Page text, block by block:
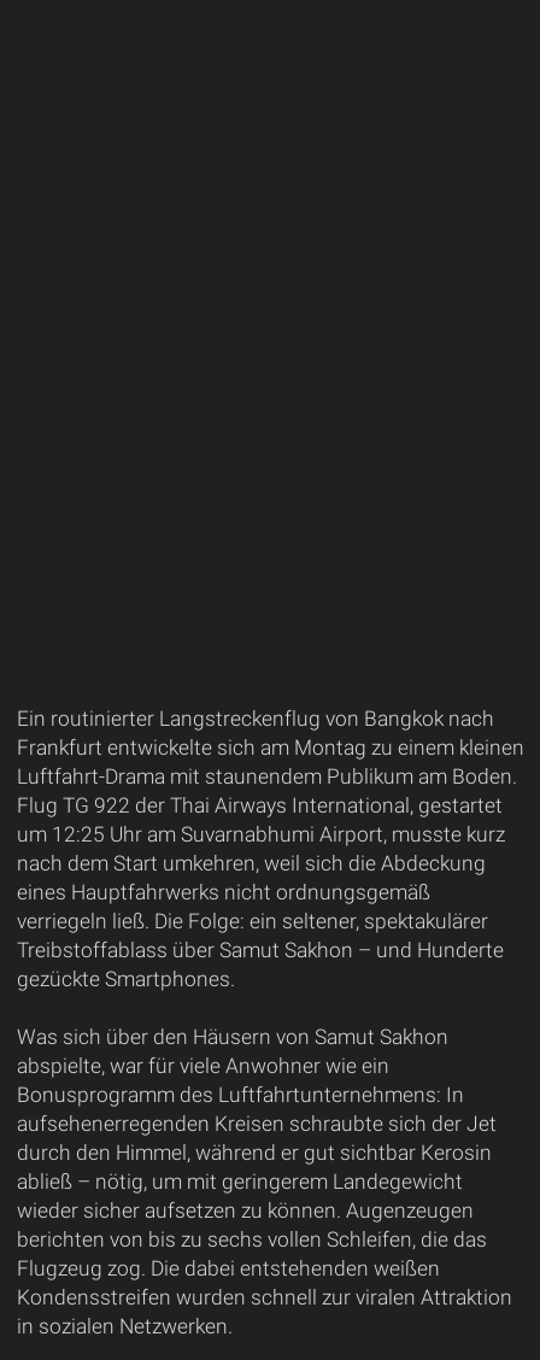
Ein routinierter Langstreckenflug von Bangkok nach
Frankfurt entwickelte sich am Montag zu einem kleinen
Luftfahrt-Drama mit staunendem Publikum am Boden.
Flug TG 922 der Thai Airways International, gestartet
um 12:25 Uhr am Suvarnabhumi Airport, musste kurz
nach dem Start umkehren, weil sich die Abdeckung
eines Hauptfahrwerks nicht ordnungsgemäß
verriegeln ließ. Die Folge: ein seltener, spektakulärer
Treibstoffablass über Samut Sakhon – und Hunderte
gezückte Smartphones.
Was sich über den Häusern von Samut Sakhon
abspielte, war für viele Anwohner wie ein
Bonusprogramm des Luftfahrtunternehmens: In
aufsehenerregenden Kreisen schraubte sich der Jet
durch den Himmel, während er gut sichtbar Kerosin
abließ – nötig, um mit geringerem Landegewicht
wieder sicher aufsetzen zu können. Augenzeugen
berichten von bis zu sechs vollen Schleifen, die das
Flugzeug zog. Die dabei entstehenden weißen
Kondensstreifen wurden schnell zur viralen Attraktion
in sozialen Netzwerken.